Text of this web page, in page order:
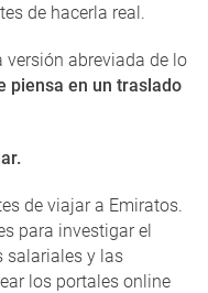
de hacerla real.
versión abreviada de lo
piensa en un traslado
de viajar a Emiratos.
para investigar el
salariales y las
los portales online